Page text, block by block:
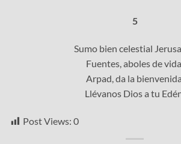
5
Sumo bien celestial
Fuentes, aboles de
Arpad, da la
Llévanos Dios a tu
Post Views: 0